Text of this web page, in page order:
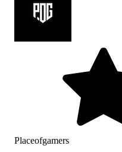
Placeofgamers